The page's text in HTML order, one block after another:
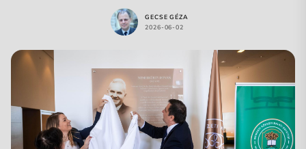
GECSE GÉZA
2026-06-02